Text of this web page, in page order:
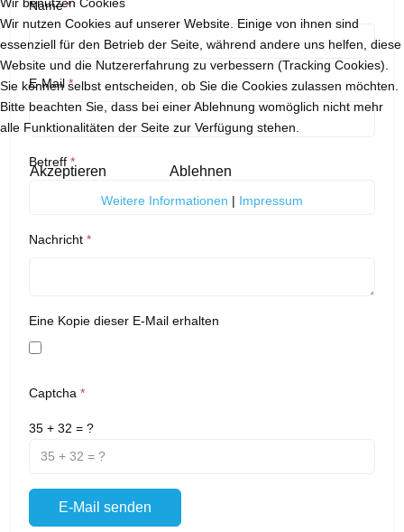
Name*
E-Mail*
Betreff *
Nachricht *
Eine Kopie dieser E-Mail erhalten
Captcha *
35 + 32 = ?
E-Mail senden
Wir nutzen Cookies auf unserer Website. Einige von ihnen sind
essenziell für den Betrieb der Seite, während andere uns helfen, diese
Website und die Nutzererfahrung zu verbessern (Tracking Cookies).
Sie können selbst entscheiden, ob Sie die Cookies zulassen möchten.
Bitte beachten Sie, dass bei einer Ablehnung womöglich nicht mehr
alle Funktionalitäten der Seite zur Verfügung stehen.
Akzeptieren Ablehnen
Weitere Informationen | Impressum